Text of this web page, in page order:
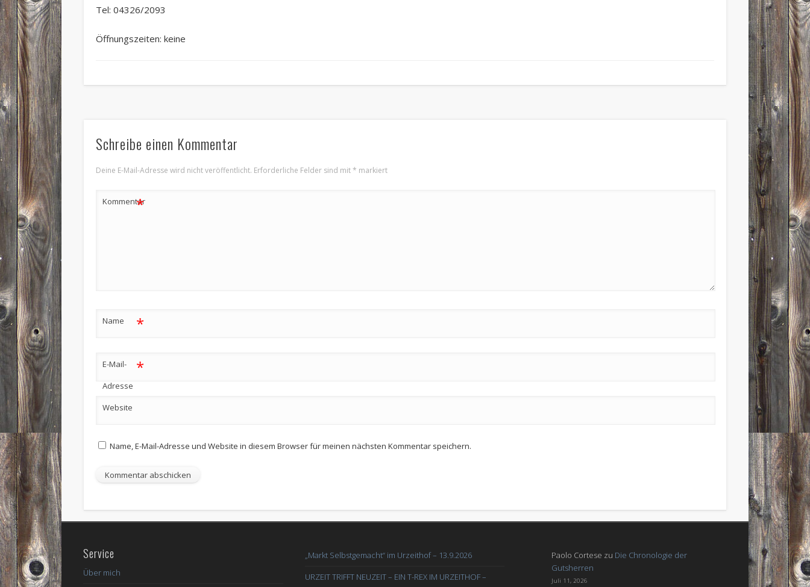
Tel: 04326/2093
Öffnungszeiten: keine
Schreibe einen Kommentar
Deine E-Mail-Adresse wird nicht veröffentlicht. Erforderliche Felder sind mit* markiert
Kommentar
*
Name *
E-Mail-
Adresse
*
Website
Name, E-Mail-Adresse und Website in diesem Browser für meinen nächsten Kommentar speichern.
Service
Über mich
„Markt Selbstgemacht“ im Urzeithof – 13.9.2026
URZEIT TRIFFT NEUZEIT – EIN T-REX IM URZEITHOF –
Paolo Cortese zu Die Chronologie der
Gutsherren
Juli 11, 2026